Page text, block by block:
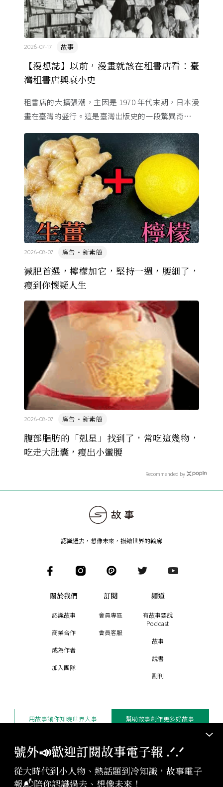
【漫想誌】以前，漫畫就該在租書店看：臺
灣租書店興衰小史
故事
2026-07-17
租書店的大擴張潮，主因是 1970 年代末期，日本漫
畫在臺灣的盛行。這是臺灣出版史的一段驚異奇航。
的協定保護 ...
減肥首選，檸檬加它，堅持一週，腰細了，
瘦到你懷疑人生
廣告・新素簡
2026-08-07
腹部脂肪的「剋星」找到了，常吃這幾物，
吃走大肚囊，瘦出小蠻腰
廣告・新素簡
2026-08-07
Recommended by
號外📣歡迎訂閱故事電子報 .ᐟ‪‪.ᐟ
從大時代到小人物、熱話題到冷知識，故事電子
報📬陪你認識過去、想像未來！
認識過去，想像未來 ， 描繪世界的輪廓
關於我們
認識故事
商業合作
成為作者
加入團隊
訂閱
會員專區
會員客服
頻道
有故事要說
Podcast
故事
說書
副刊
版權聲明與轉載規範
授權與合作：contact@storystudio.tw
用故事讓你知曉世界大事 幫助故事創作更多好故事